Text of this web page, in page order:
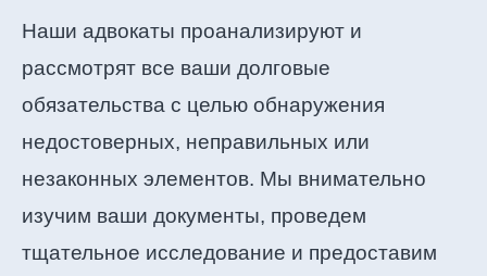
Наши адвокаты проанализируют и
рассмотрят все ваши долговые
обязательства с целью обнаружения
недостоверных, неправильных или
незаконных элементов. Мы внимательно
изучим ваши документы, проведем
тщательное исследование и предоставим